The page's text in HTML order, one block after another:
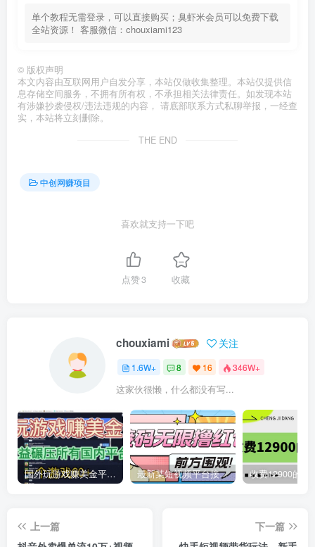
单个教程无需登录，可以直接购买；臭虾米会员可以免费下载
全站资源！ 客服微信：chouxiami123
© 版权声明
本文内容由互联网用户自发分享，本站仅做收集整理。本站仅提供信
息存储空间服务，不拥有所有权，不承担相关法律责任。如发现本站
有涉嫌抄袭侵权/违法违规的内容， 请底部联系方式私聊举报，一经查
实，本站将立刻删除。
THE END
中创网赚项目
喜欢就支持一下吧
点赞3 收藏
chouxiami 关注
1.6W+ 8 16 346W+
这家伙很懒，什么都没有写...
国外玩游戏赚美金平台，一个游戏60+，收益碾压国内所有平台 最新某短视频平台接码看广告，无限撸1.3元项目【软件+详细操作教程】
上一篇
下一篇